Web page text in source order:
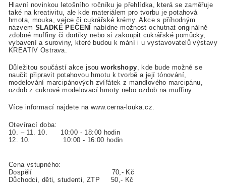
Hlavní novinkou letošního ročníku je přehlídka, která se zaměřuje
také na kreativitu, ale kde materiálem pro tvorbu je potahová
hmota, mouka, vejce či cukrářské krémy. Akce s příhodným
názvem SLADKÉ PEČENÍ
nabídne možnost ochutnat originálně
zdobné muffiny či dortíky nebo si zakoupit cukrářské pomůcky,
vybavení a suroviny, které budou k mání i u vystavovatelů výstavy
KREATIV Ostrava.
Důležitou součástí akce jsouworkshopy, kde bude možné se
naučit připravit potahovou hmotu k tvorbě a její tónování,
modelování marcipánových zvířátek z mandlového marcipánu,
ozdob z cukrové modelovací hmoty nebo ozdob na muffiny.
Více informací najdete na www.cerna-louka.cz.
Otevírací doba:
10. – 11. 10. 10:00 - 18:00 hodin
12. 10. 10:00 - 16:00 hodin
Cena vstupného:
Dospělí 70,- Kč
Důchodci, děti, studenti, ZTP 50,- Kč